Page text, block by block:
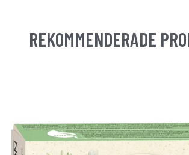
REKOMMENDERADE